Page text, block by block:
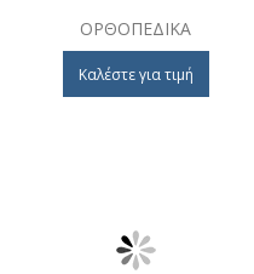
ΟΡΘΟΠΕΔΙΚΆ
Καλέστε για τιμή